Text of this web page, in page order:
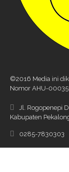
©2016 Media ini
Nomor AHU-
Jl. Rogopenepi
Kabupaten
0285-7830303